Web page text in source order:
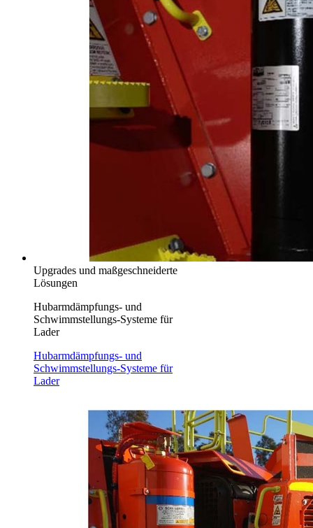
Upgrades und maßgeschneiderte
Lösungen
Hubarmdämpfungs- und
Schwimmstellungs-Systeme für
Lader
Hubarmdämpfungs- und
Schwimmstellungs-Systeme für
Lader